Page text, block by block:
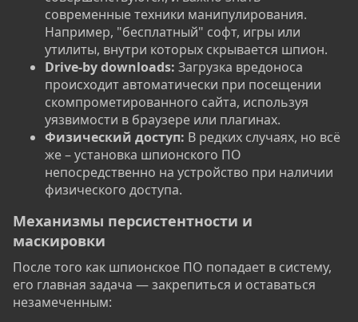
современные техники манипулирования.
Например, "бесплатный" софт, игры или
утилиты, внутри которых скрывается шпион.
Drive-by downloads: Загрузка вредоноса
происходит автоматически при посещении
скомпрометированного сайта, используя
уязвимости в браузере или плагинах.
Физический доступ: В редких случаях, но всё
же – установка шпионского ПО
непосредственно на устройство при наличии
физического доступа.
Механизмы персистентности и
маскировки​
После того как шпионское ПО попадает в систему,
его главная задача — закрепиться и оставаться
незамеченным: